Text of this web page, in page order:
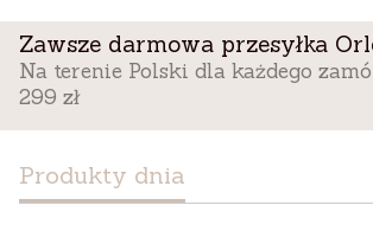
Zawsze darmowa przesyłka
Na terenie Polski dla każdego
299 zł
Produkty dnia